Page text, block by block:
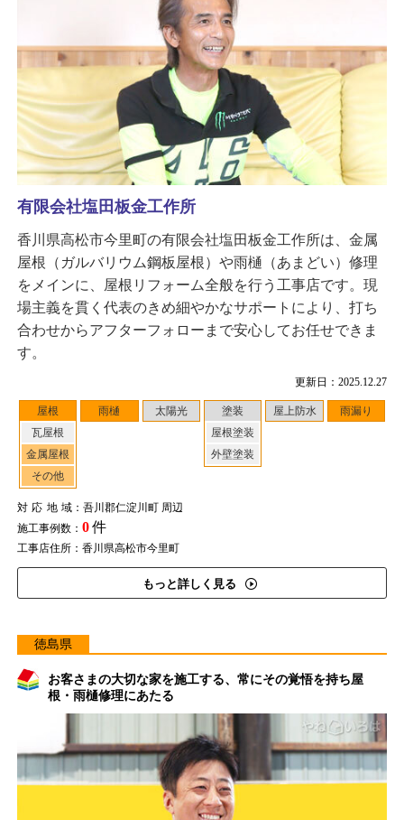
更新日：2025.12.27
屋根
瓦屋根
金属屋根
その他
雨樋 太陽光
塗装
屋根塗装
外壁塗装
屋上防水 雨漏り
対応地域：吾川郡仁淀川町 周辺
施工事例数： 0件
工事店住所：香川県高松市今里町
もっと詳しく見る
有限会社塩田板金工作所
香川県高松市今里町の有限会社塩田板金工作所は、金属
屋根（ガルバリウム鋼板屋根）や雨樋（あまどい）修理
をメインに、屋根リフォーム全般を行う工事店です。現
場主義を貫く代表のきめ細やかなサポートにより、打ち
合わせからアフターフォローまで安心してお任せできま
す。
徳島県
お客さまの大切な家を施工する、常にその覚悟を持ち屋
根・雨樋修理にあたる